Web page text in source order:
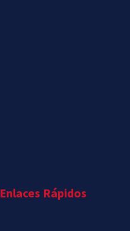
Enlaces Rápidos